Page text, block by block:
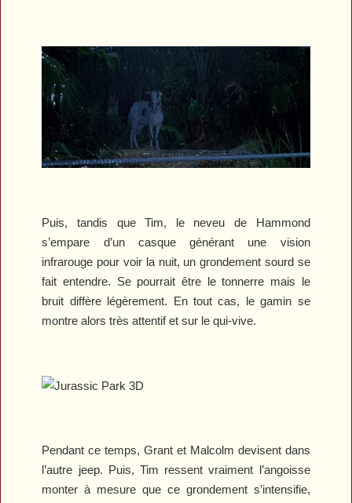
Puis, tandis que Tim, le neveu de Hammond
s’empare d’un casque générant une vision
infrarouge pour voir la nuit, un grondement sourd se
fait entendre. Se pourrait être le tonnerre mais le
bruit diffère légèrement. En tout cas, le gamin se
montre alors très attentif et sur le qui-vive.
Pendant ce temps, Grant et Malcolm devisent dans
l’autre jeep. Puis, Tim ressent vraiment l’angoisse
monter à mesure que ce grondement s’intensifie,